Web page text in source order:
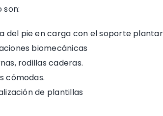
son:
del pie en carga con el soporte
biomecánicas
rodillas caderas.
cómodas.
de plantillas